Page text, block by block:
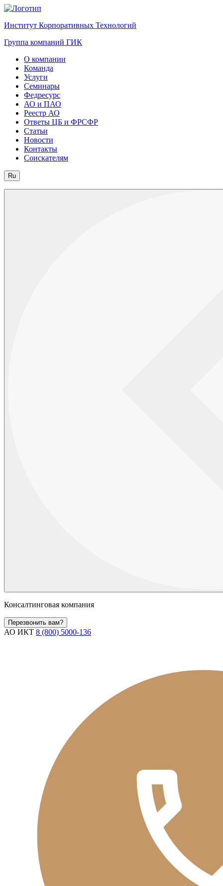
Институт Корпоративных Технологий
Группа компаний ГИК
О компании
Команда
Услуги
Семинары
Федресурс
АО и ПАО
Реестр АО
Ответы ЦБ и ФРСФР
Статьи
Новости
Контакты
Соискателям
Ru
Консалтинговая компания
Перезвонить вам?
АО ИКТ 8 (800) 5000-136